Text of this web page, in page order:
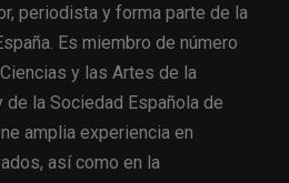
periodista y forma parte de la
Es miembro de número
y las Artes de la
la Sociedad Española de
amplia experiencia en
así como en la